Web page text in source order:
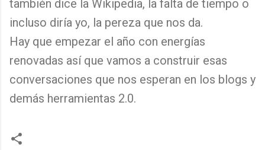
también dice la Wikipedia, la falta de tiempo o
incluso diría yo, la pereza que nos da.
Hay que empezar el año con energías
renovadas así que vamos a construir esas
conversaciones que nos esperan en los blogs y
demás herramientas 2.0.